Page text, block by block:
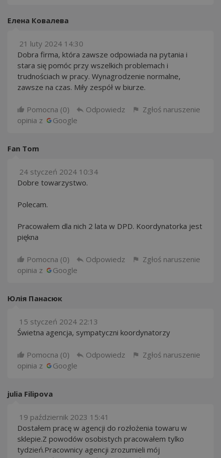
Елена Ковалева
21 luty 2024 14:30
Dobra firma, która zawsze odpowiada na pytania i
stara się pomóc przy wszelkich problemach i
trudnościach w pracy. Wynagrodzenie normalne,
zawsze na czas. Miły zespół w biurze.
Pomocna (0) Odpowiedz
Zgłoś naruszenie
opinia z
Google
Fan Tom
24 styczeń 2024 10:34
Dobre towarzystwo.
Polecam.
Pracowałem dla nich 2 lata w DPD. Koordynatorka jest
piękna
Pomocna (0) Odpowiedz
Zgłoś naruszenie
opinia z
Google
Юлія Панасюк
15 styczeń 2024 22:13
Świetna agencja, sympatyczni koordynatorzy
Pomocna (0) Odpowiedz
Zgłoś naruszenie
opinia z
Google
julia Filipova
19 październik 2023 15:41
Dostałem pracę w agencji do rozłożenia towaru w
sklepie.Z powodów osobistych pracowałem tylko
tydzień.Pracownicy agencji zrozumieli mój